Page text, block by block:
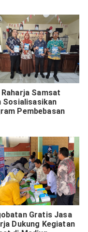
Samsat
Sosialisasikan
Pembebasan
Daerah 2024
Gratis Jasa
Dukung Kegiatan